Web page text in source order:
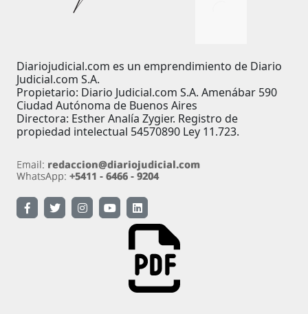
Diariojudicial.com es un emprendimiento de Diario
Judicial.com S.A.
Propietario: Diario Judicial.com S.A. Amenábar 590
Ciudad Autónoma de Buenos Aires
Directora: Esther Analía Zygier. Registro de
propiedad intelectual 54570890 Ley 11.723.